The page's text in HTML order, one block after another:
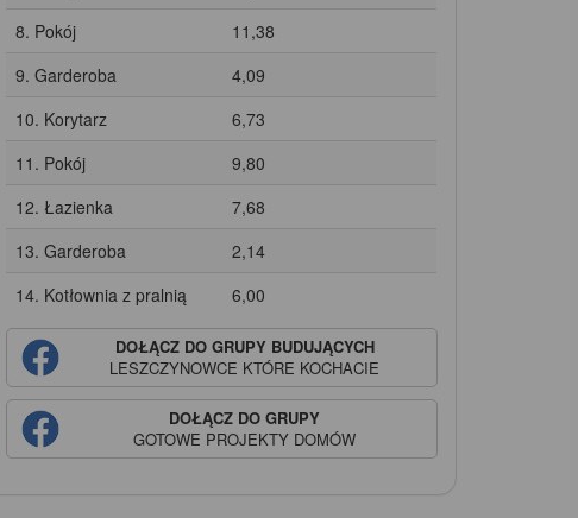
8. Pokój
11,38
9. Garderoba
4,09
10. Korytarz
6,73
11. Pokój
9,80
12. Łazienka
7,68
13. Garderoba
2,14
14. Kotłownia z pralnią
6,00
DOŁĄCZ DO GRUPY BUDUJĄCYCH
LESZCZYNOWCE KTÓRE KOCHACIE
DOŁĄCZ DO GRUPY
GOTOWE PROJEKTY DOMÓW